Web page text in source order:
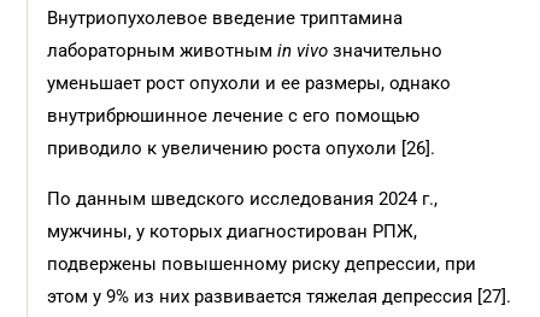
Внутриопухолевое введение триптамина
лабораторным животнымin vivo значительно
уменьшает рост опухоли и ее размеры, однако
внутрибрюшинное лечение с его помощью
приводило к увеличению роста опухоли [26].
По данным шведского исследования 2024 г.,
мужчины, у которых диагностирован РПЖ,
подвержены повышенному риску депрессии, при
этом у 9% из них развивается тяжелая депрессия [27].